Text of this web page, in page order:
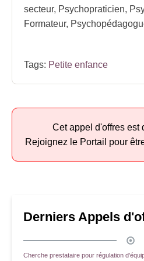
secteur, Psychopraticien,
Formateur,
Tags: Petite enfance
Cet appel d'offres est
Rejoignez le Portail pour
Derniers Appels
Cherche prestataire pour régulation